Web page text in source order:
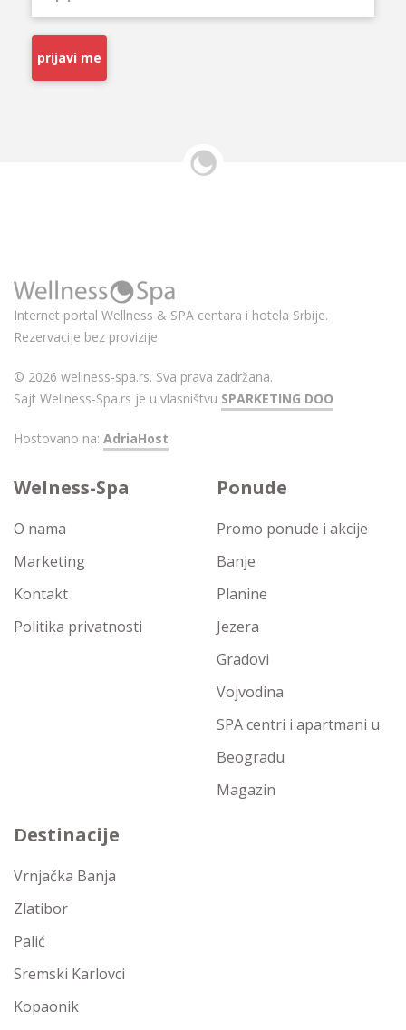
prijavi me
Internet portal Wellness & SPA centara i hotela Srbije.
Rezervacije bez provizije
© 2026 wellness-spa.rs. Sva prava zadržana.
Sajt Wellness-Spa.rs je u vlasništvu SPARKETING DOO
Hostovano na: AdriaHost
Welness-Spa
O nama
Marketing
Kontakt
Politika privatnosti
Ponude
Promo ponude i akcije
Banje
Planine
Jezera
Gradovi
Vojvodina
SPA centri i apartmani u
Beogradu
Magazin
Destinacije
Vrnjačka Banja
Zlatibor
Palić
Sremski Karlovci
Kopaonik